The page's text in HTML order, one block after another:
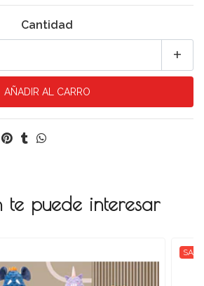
Cantidad
+
te puede interesar